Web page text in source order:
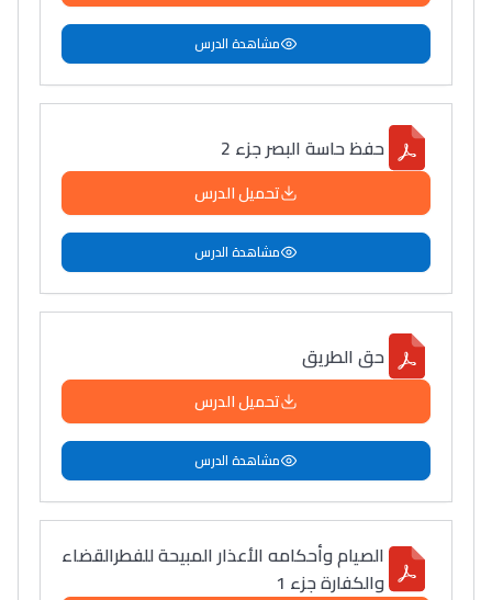
مشاهدة الدرس
حفظ حاسة البصر جزء 2
تحميل الدرس
مشاهدة الدرس
حق الطريق
تحميل الدرس
مشاهدة الدرس
الصيام وأحكامه الأعذار المبيحة للفطرالقضاء
والكفارة جزء 1